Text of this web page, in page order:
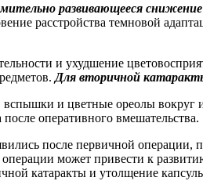
развивающееся снижение
расстройства темновой
и ухудшение
Для вторичной
и цветные ореолы вокруг
оперативного вмешательства.
после первичной операции,
может привести к
катаракты и утолщение